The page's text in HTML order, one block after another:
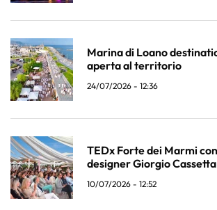
Marina di Loano
aperta al territorio
24/07/2026 - 12:36
TEDx Forte dei Marmi
designer Giorgio
10/07/2026 - 12:52